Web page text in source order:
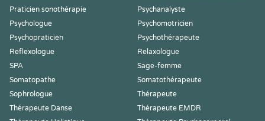
Praticien sonothérapie
Psychanalyste
Psychologue
Psychomotricien
Psychopraticien
Psychothérapeute
Reflexologue
Relaxologue
SPA
Sage-femme
Somatopathe
Somatothérapeute
Sophrologue
Thérapeute
Thérapeute Danse
Thérapeute EMDR